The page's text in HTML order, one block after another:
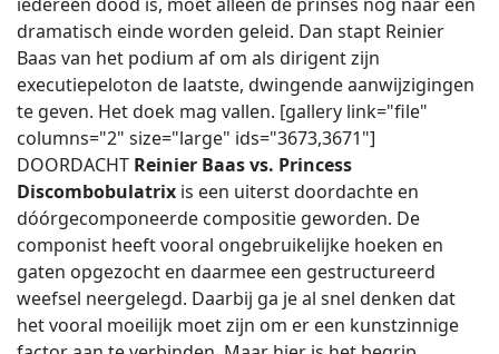
iedereen dood is, moet alleen de prinses nog naar een
dramatisch einde worden geleid. Dan stapt Reinier
Baas van het podium af om als dirigent zijn
executiepeloton de laatste, dwingende aanwijzigingen
te geven. Het doek mag vallen. [gallery link="file"
columns="2" size="large" ids="3673,3671"]
DOORDACHT Reinier Baas vs. Princess
Discombobulatrix is een uiterst doordachte en
dóórgecomponeerde compositie geworden. De
componist heeft vooral ongebruikelijke hoeken en
gaten opgezocht en daarmee een gestructureerd
weefsel neergelegd. Daarbij ga je al snel denken dat
het vooral moeilijk moet zijn om er een kunstzinnige